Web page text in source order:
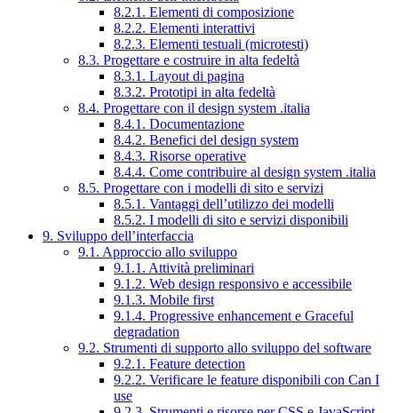
8.2.1. Elementi di composizione
8.2.2. Elementi interattivi
8.2.3. Elementi testuali (microtesti)
8.3. Progettare e costruire in alta fedeltà
8.3.1. Layout di pagina
8.3.2. Prototipi in alta fedeltà
8.4. Progettare con il design system .italia
8.4.1. Documentazione
8.4.2. Benefici del design system
8.4.3. Risorse operative
8.4.4. Come contribuire al design system .italia
8.5. Progettare con i modelli di sito e servizi
8.5.1. Vantaggi dell’utilizzo dei modelli
8.5.2. I modelli di sito e servizi disponibili
9. Sviluppo dell’interfaccia
9.1. Approccio allo sviluppo
9.1.1. Attività preliminari
9.1.2. Web design responsivo e accessibile
9.1.3. Mobile first
9.1.4. Progressive enhancement e Graceful
degradation
9.2. Strumenti di supporto allo sviluppo del software
9.2.1. Feature detection
9.2.2. Verificare le feature disponibili con Can I
use